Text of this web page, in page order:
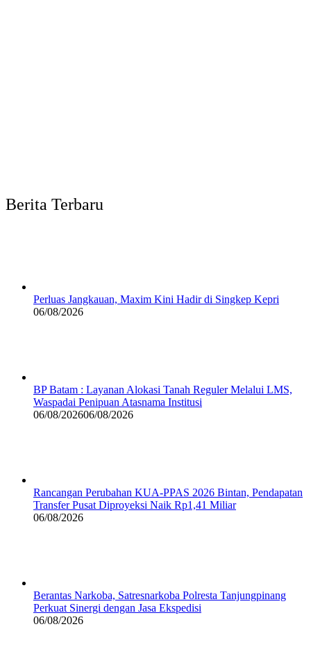
Berita Terbaru
Perluas Jangkauan, Maxim Kini Hadir di Singkep Kepri
06/08/2026
BP Batam : Layanan Alokasi Tanah Reguler Melalui LMS,
Waspadai Penipuan Atasnama Institusi
06/08/202606/08/2026
Rancangan Perubahan KUA-PPAS 2026 Bintan, Pendapatan
Transfer Pusat Diproyeksi Naik Rp1,41 Miliar
06/08/2026
Berantas Narkoba, Satresnarkoba Polresta Tanjungpinang
Perkuat Sinergi dengan Jasa Ekspedisi
06/08/2026